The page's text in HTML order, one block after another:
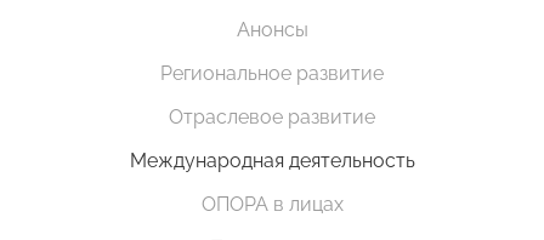
Анонсы
Региональное развитие
Отраслевое развитие
Международная деятельность
ОПОРА в лицах